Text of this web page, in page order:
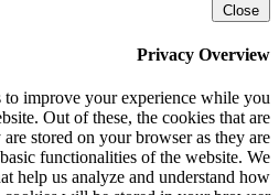
Close
Privacy Overview
to improve your experience while you
Out of these, the cookies that are
are stored on your browser as they are
functionalities of the website. We
help us analyze and understand how